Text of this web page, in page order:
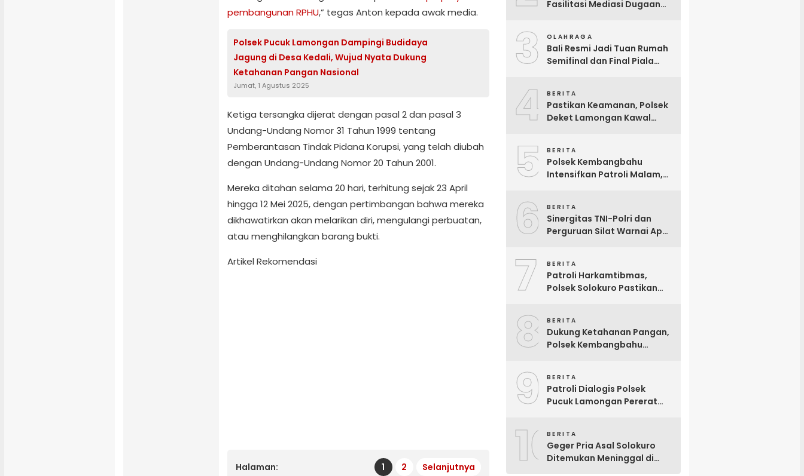
pembangunan RPHU,” tegas Anton kepada awak media.
Polsek Pucuk Lamongan Dampingi Budidaya
Jagung di Desa Kedali, Wujud Nyata Dukung
Ketahanan Pangan Nasional
Jumat, 1 Agustus 2025
Ketiga tersangka dijerat dengan pasal 2 dan pasal 3
Undang-Undang Nomor 31 Tahun 1999 tentang
Pemberantasan Tindak Pidana Korupsi, yang telah diubah
dengan Undang-Undang Nomor 20 Tahun 2001.
Mereka ditahan selama 20 hari, terhitung sejak 23 April
hingga 12 Mei 2025, dengan pertimbangan bahwa mereka
dikhawatirkan akan melarikan diri, mengulangi perbuatan,
atau menghilangkan barang bukti.
Artikel Rekomendasi
Halaman: 1 2 Selanjutnya
Fasilitasi Mediasi Dugaan
3 OLAHRAGA
Bali Resmi Jadi Tuan Rumah
Semifinal dan Final Piala
4 BERITA
Pastikan Keamanan, Polsek
Deket Lamongan Kawal
5 BERITA
Polsek Kembangbahu
Intensifkan Patroli Malam,
6 BERITA
Sinergitas TNI-Polri dan
Perguruan Silat Warnai Apel
IKSPI di Solokuro
7 BERITA
Patroli Harkamtibmas,
Polsek Solokuro Pastikan
8 BERITA
Dukung Ketahanan Pangan,
Polsek Kembangbahu
9 BERITA
Patroli Dialogis Polsek
Pucuk Lamongan Pererat
10BERITA
Geger Pria Asal Solokuro
Ditemukan Meninggal di